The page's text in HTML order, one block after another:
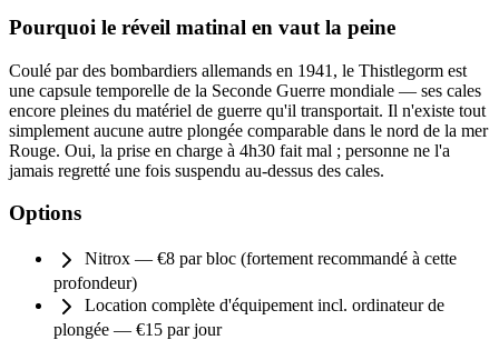
Pourquoi le réveil matinal en vaut la peine
Coulé par des bombardiers allemands en 1941, le Thistlegorm est
une capsule temporelle de la Seconde Guerre mondiale — ses cales
encore pleines du matériel de guerre qu'il transportait. Il n'existe tout
simplement aucune autre plongée comparable dans le nord de la mer
Rouge. Oui, la prise en charge à 4h30 fait mal ; personne ne l'a
jamais regretté une fois suspendu au-dessus des cales.
Options
Nitrox — €8 par bloc (fortement recommandé à cette
profondeur)
Location complète d'équipement incl. ordinateur de
plongée — €15 par jour